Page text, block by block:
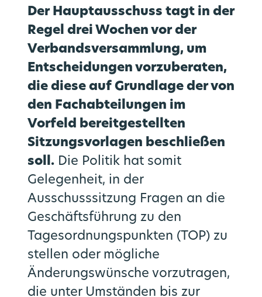
Der Hauptausschuss tagt in der
Regel drei Wochen vor der
Verbandsversammlung, um
Entscheidungen vorzuberaten,
die diese auf Grundlage der von
den Fachabteilungen im
Vorfeld bereitgestellten
Sitzungsvorlagen beschließen
soll.Die Politik hat somit
Gelegenheit, in der
Ausschusssitzung Fragen an die
Geschäftsführung zu den
Tagesordnungspunkten (TOP) zu
stellen oder mögliche
Änderungswünsche vorzutragen,
die unter Umständen bis zur